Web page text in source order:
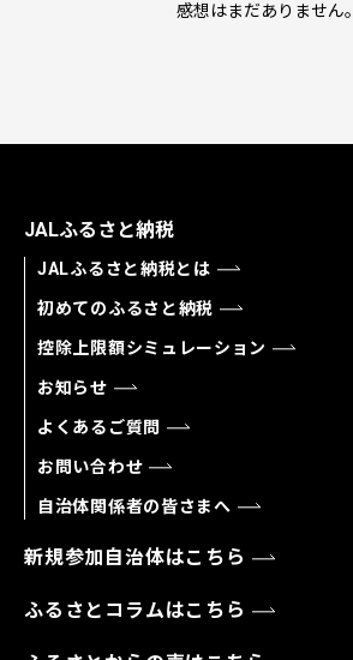
感想はまだありません。
JALふるさと納税
JALふるさと納税とは
初めてのふるさと納税
控除上限額シミュレーション
お知らせ
よくあるご質問
お問い合わせ
自治体関係者の皆さまへ
新規参加自治体はこちら
ふるさとコラムはこちら